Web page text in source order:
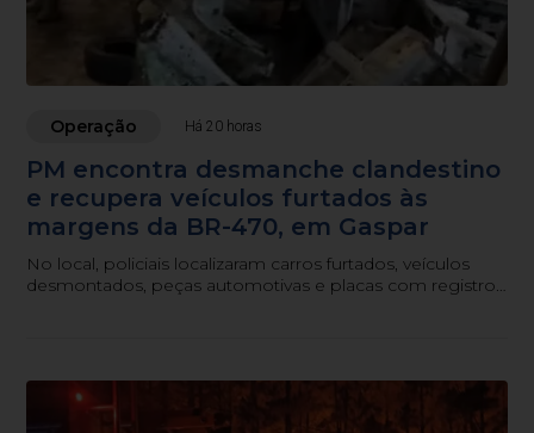
Operação Há 20 horas
PM encontra desmanche clandestino
e recupera veículos furtados às
margens da BR-470, em Gaspar
No local, policiais localizaram carros furtados, veículos
desmontados, peças automotivas e placas com registro